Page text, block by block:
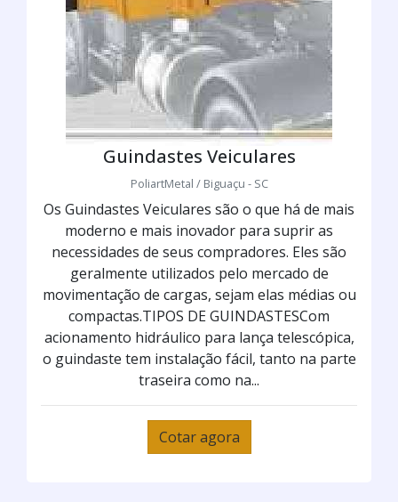
Guindastes Veiculares
PoliartMetal / Biguaçu - SC
Os Guindastes Veiculares são o que há de mais
moderno e mais inovador para suprir as
necessidades de seus compradores. Eles são
geralmente utilizados pelo mercado de
movimentação de cargas, sejam elas médias ou
compactas.TIPOS DE GUINDASTESCom
acionamento hidráulico para lança telescópica,
o guindaste tem instalação fácil, tanto na parte
traseira como na...
Cotar agora